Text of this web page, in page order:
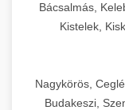
Bácsalmás,
Kistelek,
Nagykörös,
Budakeszi,